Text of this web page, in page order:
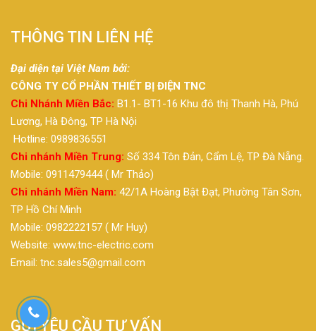
THÔNG TIN LIÊN HỆ
Đại diện tại Việt Nam bởi:
CÔNG TY CỔ PHẦN THIẾT BỊ ĐIỆN TNC
Chi Nhánh Miền Bắc: B1.1- BT1-16 Khu đô thị Thanh Hà, Phú
Lương, Hà Đông, TP Hà Nội
Hotline: 0989836551
Chi nhánh Miền Trung: Số 334 Tôn Đản, Cẩm Lệ, TP Đà Nẵng.
Mobile: 0911479444 ( Mr Thảo)
Chi nhánh Miền Nam: 42/1A Hoàng Bật Đạt, Phường Tân Sơn,
TP Hồ Chí Minh
Mobile: 0982222157 ( Mr Huy)
Website: www.tnc-electric.com
Email: tnc.sales5@gmail.com
GỬI YÊU CẦU TƯ VẤN